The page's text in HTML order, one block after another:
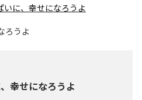
いに、幸せになろうよ
幸せになろうよ